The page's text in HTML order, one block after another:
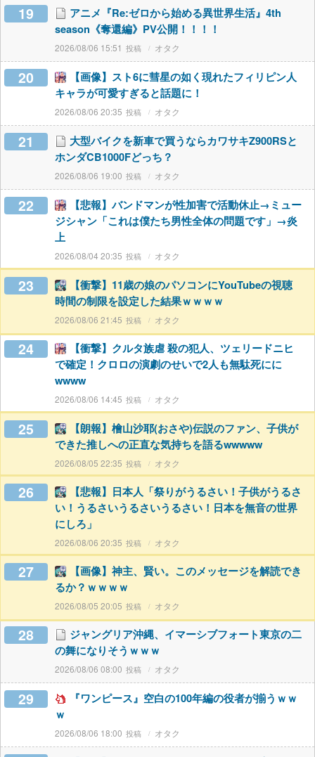
19
アニメ『Re:ゼロから始める異世界生活』4th
season《奪還編》PV公開！！！！
2026/08/06 15:51 オタク
20
【画像】スト6に彗星の如く現れたフィリピン人
キャラが可愛すぎると話題に！
2026/08/06 20:35 オタク
21
大型バイクを新車で買うならカワサキZ900RSと
ホンダCB1000Fどっち？
2026/08/06 19:00 オタク
22
【悲報】バンドマンが性加害で活動休止→ミュー
ジシャン「これは僕たち男性全体の問題です」→炎
上
2026/08/04 20:35 オタク
23
【衝撃】11歳の娘のパソコンにYouTubeの視聴
時間の制限を設定した結果ｗｗｗｗ
2026/08/06 21:45 オタク
24
【衝撃】クルタ族虐 殺の犯人、ツェリードニヒ
で確定！クロロの演劇のせいで2人も無駄死にに
wwww
2026/08/06 14:45 オタク
25
【朗報】檜山沙耶(おさや)伝説のファン、子供が
できた推しへの正直な気持ちを語るwwwww
2026/08/05 22:35 オタク
26
【悲報】日本人「祭りがうるさい！子供がうるさ
い！うるさいうるさいうるさい！日本を無音の世界
にしろ」
2026/08/06 20:35 オタク
27
【画像】神主、賢い。このメッセージを解読でき
るか？ｗｗｗｗ
2026/08/05 20:05 オタク
28
ジャングリア沖縄、イマーシブフォート東京の二
の舞になりそうｗｗｗ
2026/08/06 08:00 オタク
29
『ワンピース』空白の100年編の役者が揃うｗｗ
ｗ
2026/08/06 18:00 オタク